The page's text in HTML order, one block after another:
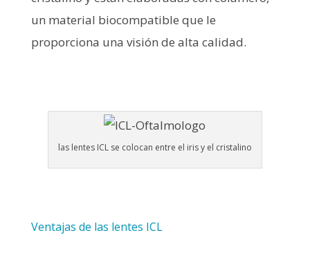
un material biocompatible que le
proporciona una visión de alta calidad.
las lentes ICL se colocan entre el iris y el cristalino
Ventajas de las lentes ICL